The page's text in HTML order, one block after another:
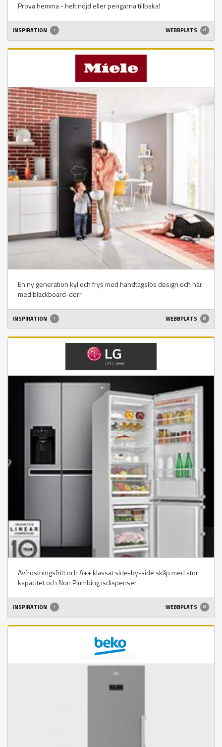
Prova hemma - helt nöjd eller pengarna tillbaka!
INSPIRATION WEBBPLATS
En ny generation kyl och frys med handtagslös design och här
med blackboard-dörr
INSPIRATION WEBBPLATS
Avfrostningsfritt och A++ klassat side-by-side skåp med stor
kapacitet och Non Plumbing isdispenser
INSPIRATION WEBBPLATS